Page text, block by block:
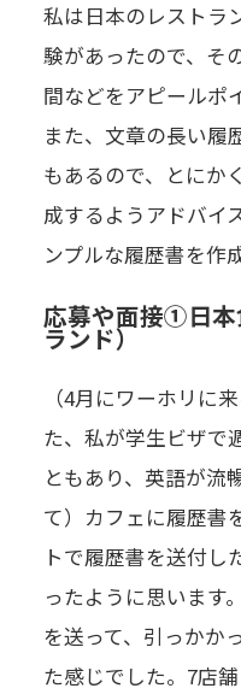
私は日本のレストラ
験があったので、そ
間などをアピールポ
また、文章の長い履
もあるので、とにか
成するようアドバイ
ンプルな履歴書を作
応募や面接①日本
ランド）
（4月にワーホリに
た、私が学生ビザで
ともあり、英語が流
て）カフェに履歴書
トで履歴書を送付し
ったように思います
を送って、引っかか
た感じでした。7店